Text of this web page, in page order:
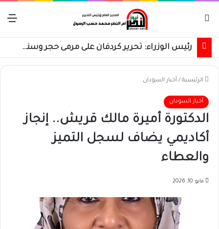
رئيس الوزراء: تحرير كردفان على مرمى حجر وسنسترد كل شبر
الرئيسية / أخبار السودان
أخبار السودان
الدكتورة أميرة مالك قريش.. إنجاز
أكاديمي يضاف لسجل التميز
والعطاء
مايو 10, 2026